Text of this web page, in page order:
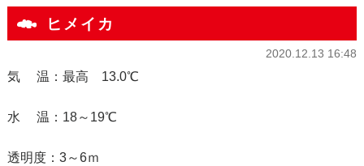
ヒメイカ
2020.12.13 16:48
気 温：最高 13.0℃
水 温：18～19℃
透明度：3～6ｍ